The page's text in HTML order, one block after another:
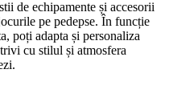
de echipamente și accesorii
pe pedepse. În funcție
poți adapta și personaliza
cu stilul și atmosfera